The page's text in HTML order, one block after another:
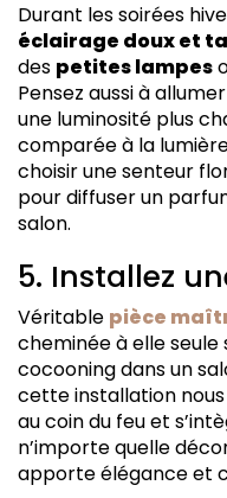
Durant les soirées
éclairage doux et
des petites lampes
Pensez aussi à
une luminosité plus
comparée à la
choisir une senteur
pour diffuser un
salon.
5. Installez
Véritable pièce
cheminée à elle
cocooning dans un
cette installation
au coin du feu et
n’importe quelle
apporte élégance et